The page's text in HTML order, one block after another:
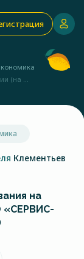
(на ...
Клементьев
на
«СЕРВИС-